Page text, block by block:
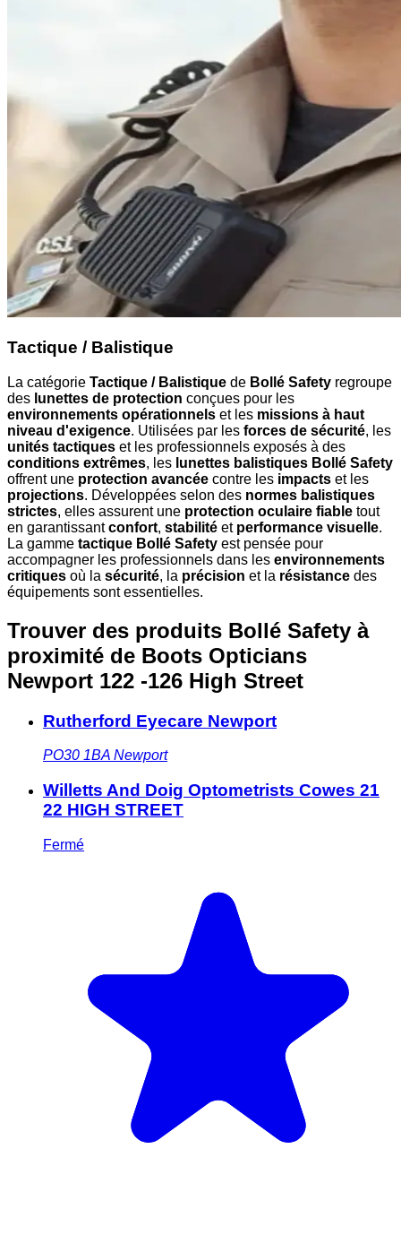
Tactique / Balistique
La catégorie Tactique / Balistique de Bollé Safety regroupe
des lunettes de protection conçues pour les
environnements opérationnels et les missions à haut
niveau d'exigence. Utilisées par les forces de sécurité, les
unités tactiques et les professionnels exposés à des
conditions extrêmes, les lunettes balistiques Bollé Safety
offrent une protection avancée contre les impacts et les
projections. Développées selon des normes balistiques
strictes, elles assurent une protection oculaire fiable tout
en garantissantconfort, stabilité et performance visuelle.
La gamme tactique Bollé Safety est pensée pour
accompagner les professionnels dans les environnements
critiques où la sécurité, la précision et la résistance des
équipements sont essentielles.
Trouver des produits Bollé Safety à
proximité de Boots Opticians
Newport 122 -126 High Street
Rutherford Eyecare Newport
PO30 1BA Newport
Willetts And Doig Optometrists Cowes 21
22 HIGH STREET
Fermé